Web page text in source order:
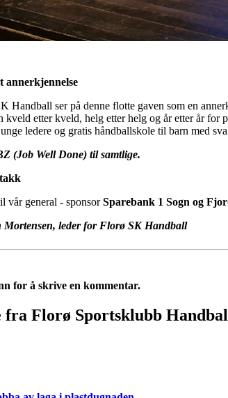
annerkjennelse
Handball ser på denne flotte gaven som en
kveld etter kveld, helg etter helg og år etter år
ledere og gratis håndballskole til barn med
(Job Well Done) til samtlige.
vår general - sponsorSparebank 1 Sogn og
Mortensen, leder for Florø SK Handball
for å skrive en kommentar.
fra Florø Sportsklubb